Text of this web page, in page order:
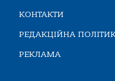
КОНТАКТИ
РЕДАКЦІЙНА
РЕКЛАМА